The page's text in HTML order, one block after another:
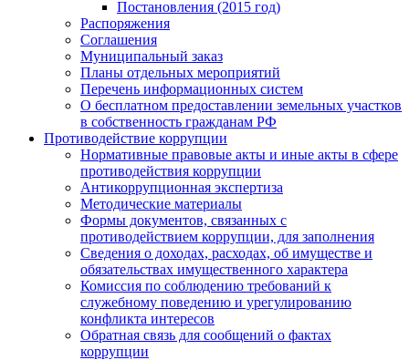
Постановления (2015 год)
Распоряжения
Соглашения
Муниципальный заказ
Планы отдельных мероприятий
Перечень информационных систем
О бесплатном предоставлении земельных участков
в собственность гражданам РФ
Противодействие коррупции
Нормативные правовые акты и иные акты в сфере
противодействия коррупции
Антикоррупционная экспертиза
Методические материалы
Формы документов, связанных с
противодействием коррупции, для заполнения
Сведения о доходах, расходах, об имуществе и
обязательствах имущественного характера
Комиссия по соблюдению требований к
служебному поведению и урегулированию
конфликта интересов
Обратная связь для сообщений о фактах
коррупции